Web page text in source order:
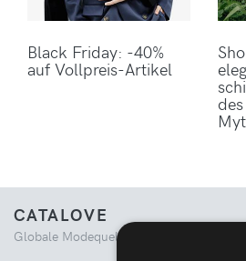
Black Friday: -40%
auf Vollpreis-Artikel
CATALOVE
Globale Modequelle. Kuratiertes